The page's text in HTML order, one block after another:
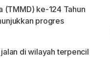
(TMMD) ke-124 Tahun
progres
di wilayah terpencil